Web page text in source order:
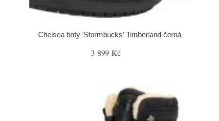
Chelsea boty 'Stormbucks' Timberland černá
3 899 Kč